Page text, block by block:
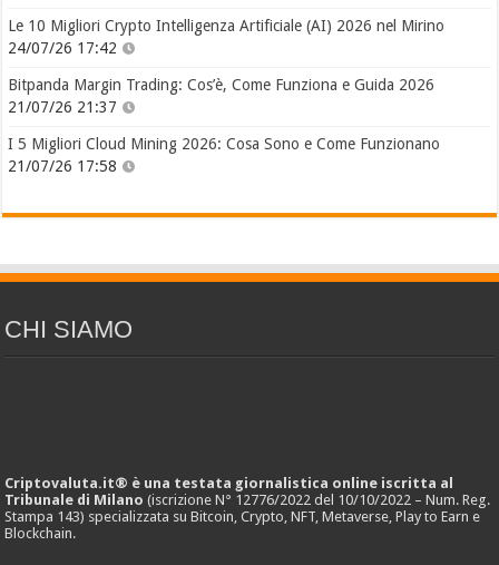
Le 10 Migliori Crypto Intelligenza Artificiale (AI) 2026 nel Mirino
24/07/26 17:42
Bitpanda Margin Trading: Cos’è, Come Funziona e Guida 2026
21/07/26 21:37
I 5 Migliori Cloud Mining 2026: Cosa Sono e Come Funzionano
21/07/26 17:58
CHI SIAMO
Criptovaluta.it® è una testata giornalistica online iscritta al
Tribunale di Milano (iscrizione N° 12776/2022 del 10/10/2022 – Num. Reg.
Stampa 143) specializzata su Bitcoin, Crypto, NFT, Metaverse, Play to Earn e
Blockchain.